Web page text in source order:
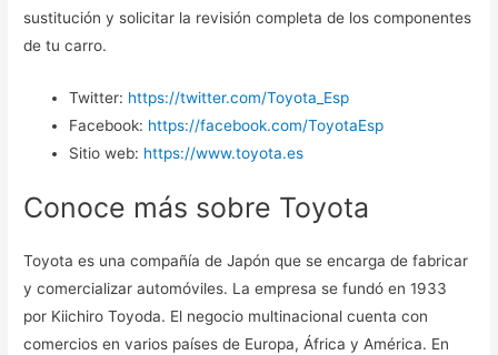
sustitución y solicitar la revisión completa de los componentes
de tu carro.
Twitter: https://twitter.com/Toyota_Esp
Facebook: https://facebook.com/ToyotaEsp
Sitio web: https://www.toyota.es
Conoce más sobre Toyota
Toyota es una compañía de Japón que se encarga de fabricar
y comercializar automóviles. La empresa se fundó en 1933
por Kiichiro Toyoda. El negocio multinacional cuenta con
comercios en varios países de Europa, África y América. En